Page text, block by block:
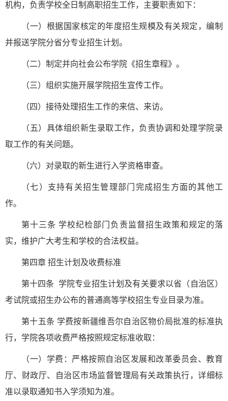
机构，负责学校全日制高职招生工作，主要职责如下：
（一）根据国家核定的年度招生规模及有关规定，编制
并报送学院分省分专业招生计划。
（二）制定并向社会公布学院《招生章程》。
（三）组织实施开展学院招生宣传工作。
（四）接待处理招生工作的来信、来访。
（五）具体组织新生录取工作，负责协调和处理学院录
取工作的有关问题。
（六）对录取的新生进行入学资格审查。
（七）支持有关招生管理部门完成招生方面的其他工
作。
第十三条 学校纪检部门负责监督招生政策和规定的落
实，维护广大考生和学校的合法权益。
第四章 招生计划及收费标准
第十四条 学院专业招生计划及有关要求以省（自治区）
考试院或招生办公布的普通高等学校招生专业目录为准。
第十五条 学费按新疆维吾尔自治区物价局批准的标准执
行，学院各项收费严格按照规定标准收取：
（一）学费：严格按照自治区发展和改革委员会、教育
厅、财政厅、自治区市场监督管理局有关政策执行，详细标
准以录取通知书入学须知为准。